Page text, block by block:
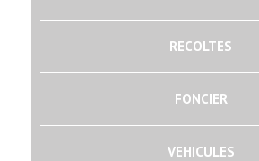
RECOLTES
FONCIER
VEHICULES